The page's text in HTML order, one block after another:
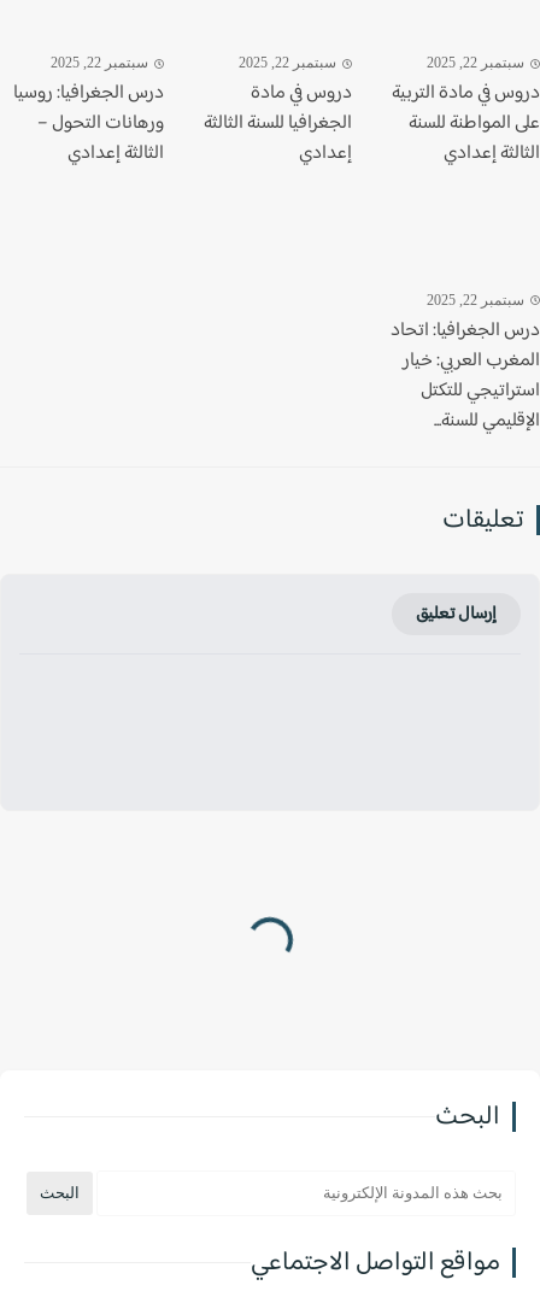
22, 2025
في مادة التربية
للسنة
إعدادي
سبتمبر 22, 2025
دروس في مادة
الجغرافيا للسنة الثالثة
إعدادي
سبتمبر 22, 2025
درس الجغرافيا: روسيا
ورهانات التحول –
الثالثة إعدادي
22, 2025
الجغرافيا: اتحاد
العربي: خيار
للتكتل
للسنة...
إرسال تعليق
البحث
مواقع التواصل الاجتماعي